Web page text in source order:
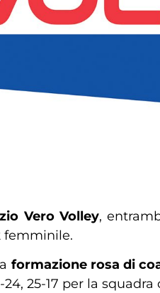
Vero Volley,
femminile.
formazione rosa di
24, 25-17 per la squadra